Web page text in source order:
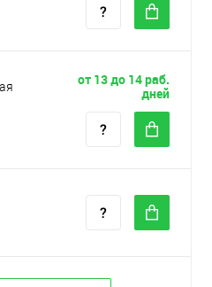
от 13 до 14 раб.
дней